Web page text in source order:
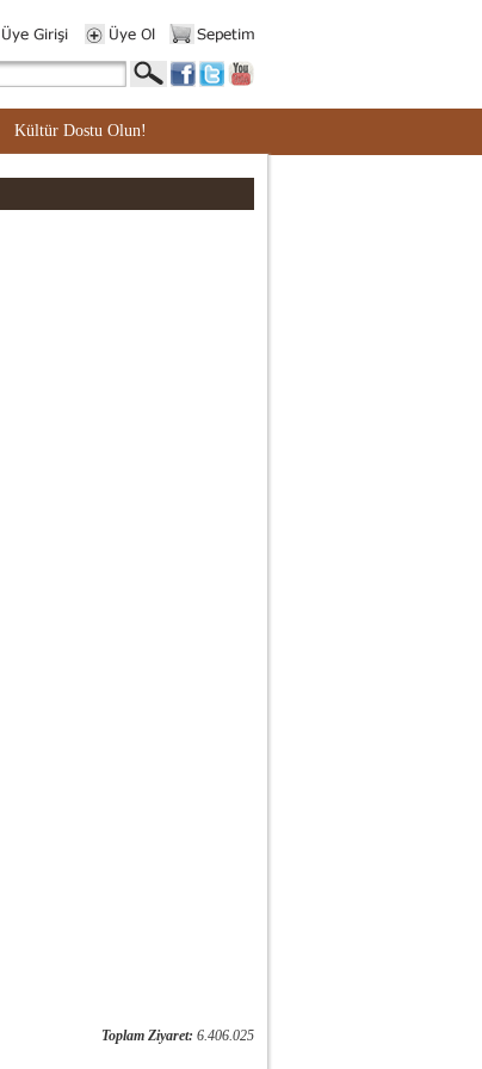
Kültür Dostu Olun!
Toplam Ziyaret: 6.406.025